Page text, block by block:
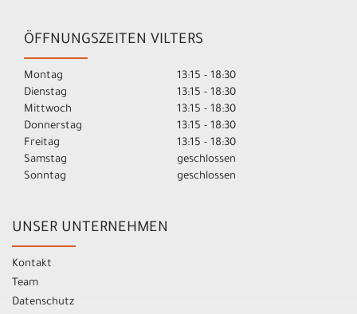
ÖFFNUNGSZEITEN VILTERS
Montag
13:15 - 18:30
Dienstag
13:15 - 18:30
Mittwoch
13:15 - 18:30
Donnerstag
13:15 - 18:30
Freitag
13:15 - 18:30
Samstag
geschlossen
Sonntag
geschlossen
UNSER UNTERNEHMEN
Kontakt
Team
Datenschutz